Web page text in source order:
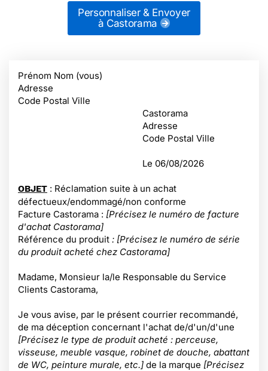
Personnaliser & Envoyer
à Castorama
Prénom Nom (vous)
Adresse
Code Postal Ville
Castorama
Adresse
Code Postal Ville
Le 06/08/2026
OBJET : Réclamation suite à un achat
défectueux/endommagé/non conforme
Facture Castorama : [Précisez le numéro de facture
d'achat Castorama]
Référence du produit : [Précisez le numéro de série
du produit acheté chez Castorama]
Madame, Monsieur la/le Responsable du Service
Clients Castorama,
Je vous avise, par le présent courrier recommandé,
de ma déception concernant l'achat de/d'un/d'une
[Précisez le type de produit acheté : perceuse,
visseuse, meuble vasque, robinet de douche, abattant
de WC, peinture murale, etc.] de la marque [Précisez